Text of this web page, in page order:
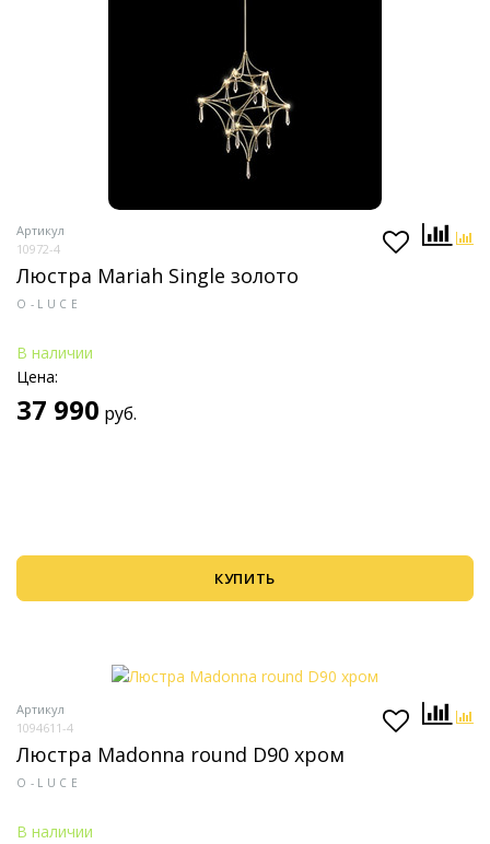
Артикул
10972-4
Люстра Mariah Single золото
O-LUCE
В наличии
Цена:
37 990 руб.
КУПИТЬ
Артикул
1094611-4
Люстра Madonna round D90 хром
O-LUCE
В наличии